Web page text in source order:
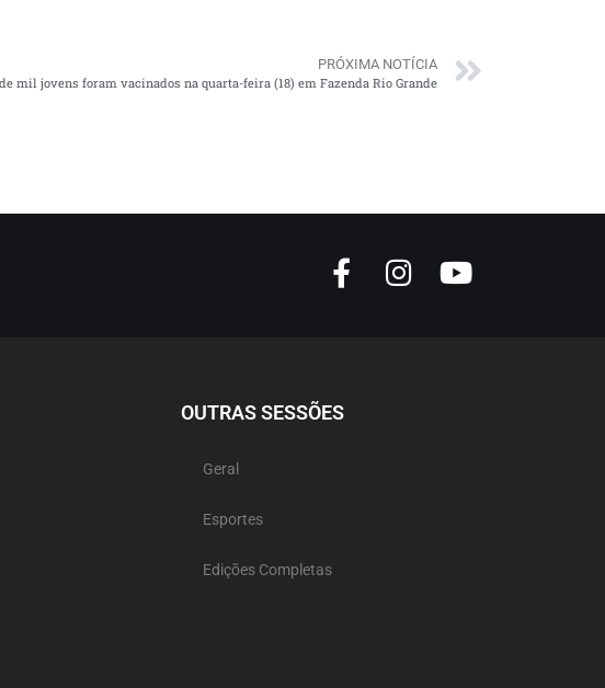
PRÓXIMA NOTÍCIA
mil jovens foram vacinados na quarta-feira (18) em Fazenda Rio Grande
OUTRAS SESSÕES
Geral
Esportes
Edições Completas